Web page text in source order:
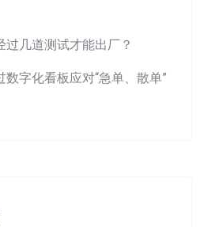
过几道测试才能出厂？
数字化看板应对“急单、散单”